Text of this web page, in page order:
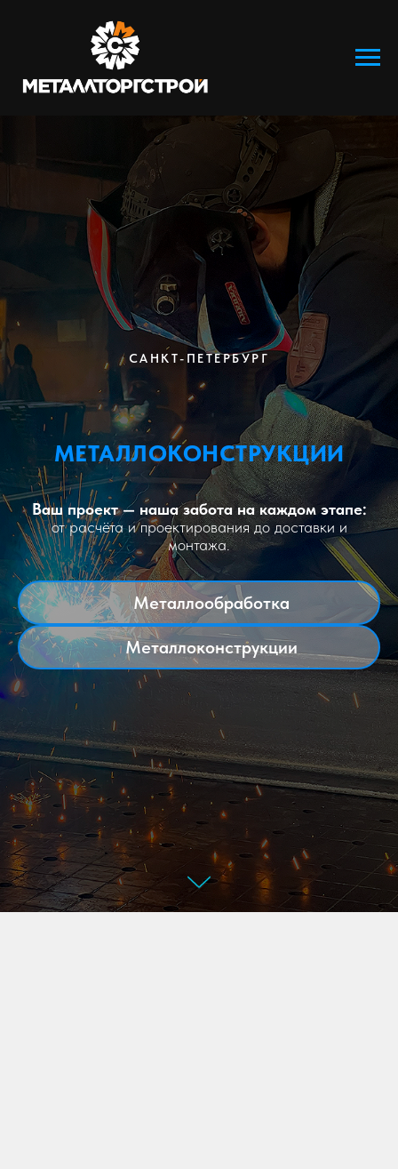
САНКТ-ПЕТЕРБУРГ
МЕТАЛЛОКОНСТРУКЦИИ
Ваш проект — наша забота на каждом этапе:
от расчёта и проектирования до доставки и
монтажа.
Металлообработка
Металлоконструкции